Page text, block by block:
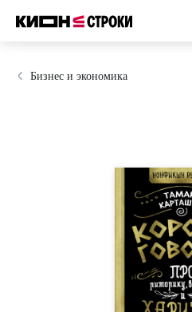
Бизнес и экономика